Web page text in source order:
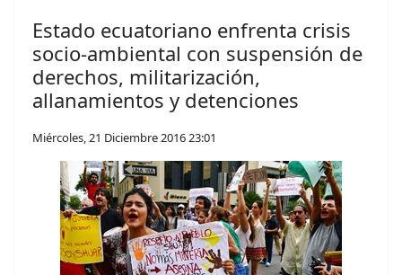
Estado ecuatoriano enfrenta crisis
socio-ambiental con suspensión de
derechos, militarización,
allanamientos y detenciones
Miércoles, 21 Diciembre 2016 23:01